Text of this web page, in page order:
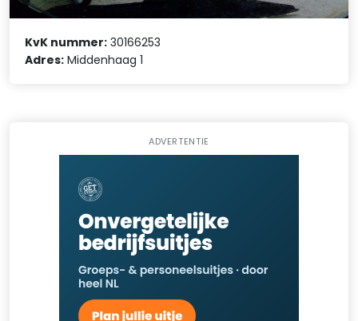
KvK nummer: 30166253
Adres: Middenhaag 1
ADVERTENTIE